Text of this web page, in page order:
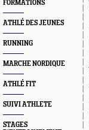
FORMATIONS
ATHLÉ DES JEUNES
RUNNING
MARCHE NORDIQUE
ATHLÉ FIT
SUIVI ATHLETE
STAGES